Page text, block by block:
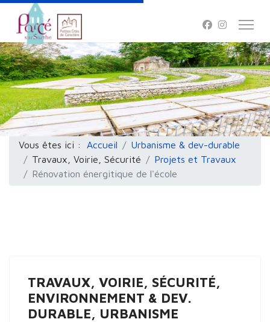
Vous êtes ici : Accueil
Urbanisme & dev-durable
Travaux, Voirie, Sécurité
Projets et Travaux
Rénovation énergitique de l'école
TRAVAUX, VOIRIE, SÉCURITÉ,
ENVIRONNEMENT & DEV.
DURABLE, URBANISME